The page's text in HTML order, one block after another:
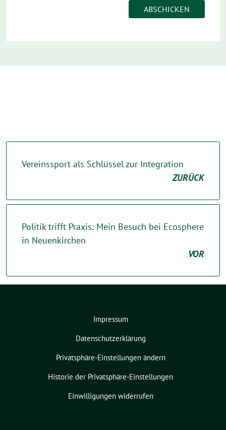
Vereinssport als Schlüssel zur Integration
ZURÜCK
Politik trifft Praxis: Mein Besuch bei Ecosphere
in Neuenkirchen
VOR
Impressum
Datenschutzerklärung
Privatsphäre-Einstellungen ändern
Historie der Privatsphäre-Einstellungen
Einwilligungen widerrufen